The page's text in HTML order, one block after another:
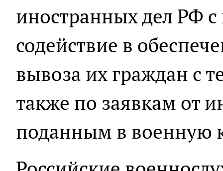
иностранных дел РФ с
содействие в
вывоза их граждан с
также по заявкам от
поданным в военную